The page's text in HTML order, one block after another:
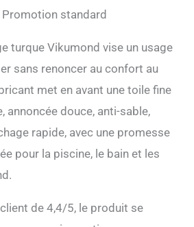
turque Vikumond vise un usage
sans renoncer au confort au
met en avant une toile fine
annoncée douce, anti-sable,
rapide, avec une promesse
pour la piscine, le bain et les
de 4,4/5, le produit se